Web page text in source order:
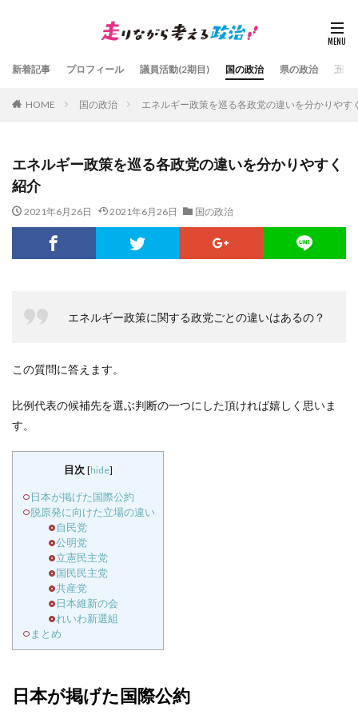
新着記事 プロフィール 議員活動(2期目) 国の政治 県の政治 五島
HOME 国の政治 エネルギー政策を巡る各政党の違いを分かりやす
エネルギー政策を巡る各政党の違いを分かりやすく
紹介
2021年6月26日 2021年6月26日 国の政治
エネルギー政策に関する政党ごとの違いはあるの？
この質問に答えます。
比例代表の候補先を選ぶ判断の一つにした頂ければ嬉しく思いま
す。
目次 [hide]
日本が掲げた国際公約
脱原発に向けた立場の違い
自民党
公明党
立憲民主党
国民民主党
共産党
日本維新の会
れいわ新選組
まとめ
日本が掲げた国際公約